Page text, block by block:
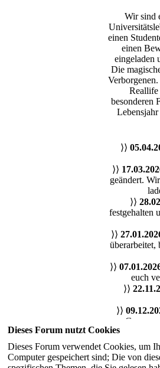
Wir sind
einen
einen
eingeladen
Die
Verborgenen
Reallife
besonderen
⟩⟩
⟩⟩
geändert.
⟩⟩
festgehalten
⟩⟩
überarbeitet,
⟩⟩
euch
⟩⟩
⟩⟩
Gruppen
⟩⟩
2025 sind
Dieses Forum nutzt Cookies
Dieses Forum verwendet Cookies, um
Computer gespeichert sind; Die von